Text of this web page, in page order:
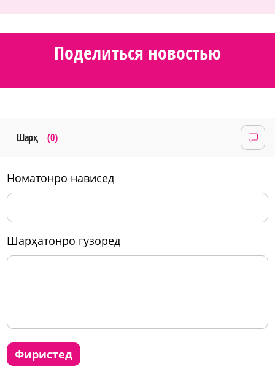
Поделиться новостью
Шарҳ (0)
номатонро нависед
шарҳатонро гузоред
фиристед